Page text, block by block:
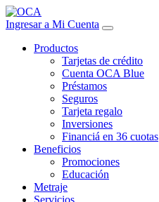
Ingresar a Mi Cuenta
Productos
Tarjetas de crédito
Cuenta OCA Blue
Préstamos
Seguros
Tarjeta regalo
Inversiones
Financiá en 36 cuotas
Beneficios
Promociones
Educación
Metraje
Servicios